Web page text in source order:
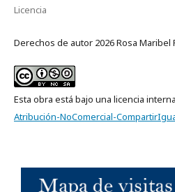
Licencia
Derechos de autor 2026 Rosa Maribel
Esta obra está bajo una licencia
Atribución-NoComercial-